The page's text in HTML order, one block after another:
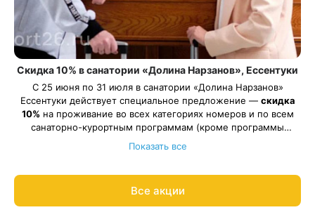
Скидка 10% в санатории «Долина Нарзанов», Ессентуки
С 25 июня по 31 июля в санатории «Долина Нарзанов»
Ессентуки действует специальное предложение — скидка
10% на проживание во всех категориях номеров и по всем
санаторно-курортным программам (кроме программы
«Оздоровительная»).
Весь период проживания должен пройти в даты 25 июня —
31 июля 2026.
Показать все
Все акции